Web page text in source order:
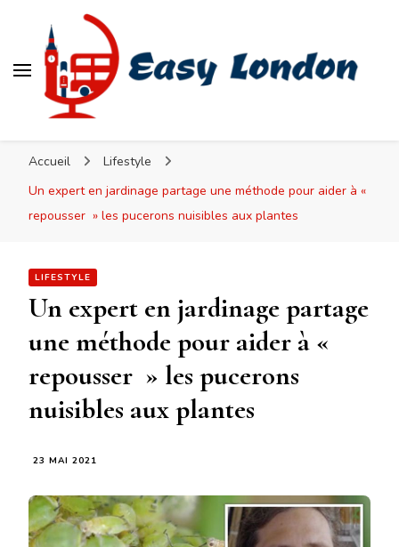
Accueil
Lifestyle
Un expert en jardinage partage une méthode pour aider à «
repousser » les pucerons nuisibles aux plantes
LIFESTYLE
Un expert en jardinage partage
une méthode pour aider à «
repousser » les pucerons
nuisibles aux plantes
23 MAI 2021